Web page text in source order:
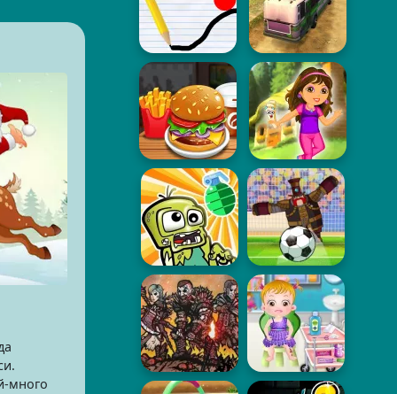
много